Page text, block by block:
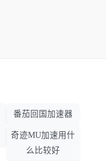
番茄回国加速器
奇迹MU加速用什
么比较好